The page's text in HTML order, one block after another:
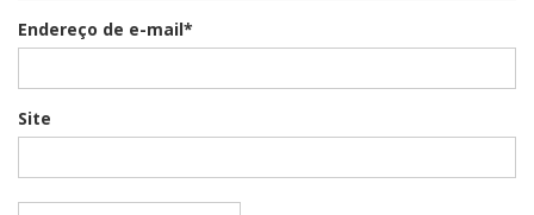
Endereço de e-mail*
Site